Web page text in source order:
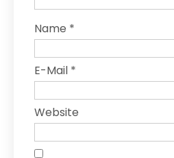
Name *
E-Mail *
Website